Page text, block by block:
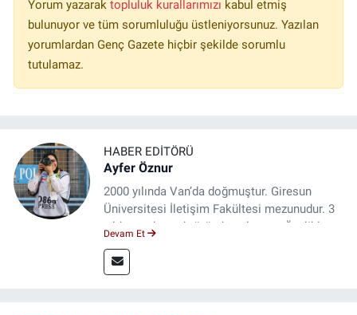
Yorum yazarak topluluk kurallarımızı kabul etmiş
bulunuyor ve tüm sorumluluğu üstleniyorsunuz. Yazılan
yorumlardan Genç Gazete hiçbir şekilde sorumlu
tutulamaz.
HABER EDITÖRÜ
Ayfer Öznur
2000 yılında Van’da doğmuştur. Giresun
Üniversitesi İletişim Fakültesi mezunudur. 3
yıldır medya sektöründe çalışıyor. Özelikle
Devam Et